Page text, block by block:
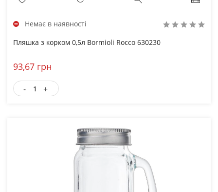
Немає в наявності
Пляшка з корком 0,5л Bormioli Rocco 630230
93,67 грн
- +